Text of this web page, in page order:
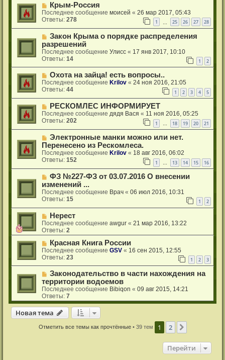
Крым-Россия
Последнее сообщениемоисей «26 мар 2017, 05:43
Ответы:278 1 25 26 27 28
Закон Крыма о порядке распределения
разрешений
Последнее сообщениеУлисс « 17 янв 2017, 10:10
Ответы:14 1 2
Охота на зайца! есть вопросы..
Последнее сообщение Krilov «24 ноя 2016, 21:05
Ответы:44 1 2 3 4 5
РЕСКОМЛЕС ИНФОРМИРУЕТ
Последнее сообщениедядя Вася « 11 ноя 2016, 05:25
Ответы:202 1 … 18 19 20 21
Электронные манки можно или нет.
Перенесено из Рескомлеса.
Последнее сообщение Krilov « 18 авг 2016, 06:02
Ответы:152 1 13 14 15 16
ФЗ №227-ФЗ от 03.07.2016 О внесении
изменений ...
Последнее сообщение Врач «06 июл 2016, 10:31
Ответы:15 1 2
Нерест
Последнее сообщениеawgur «21 мар 2016, 13:22
Ответы:2
Красная Книга России
Последнее сообщениеGSV « 16 сен 2015, 12:55
Ответы:23 1 2 3
Законодательство в части нахождения на
территории водоемов
Последнее сообщение Bibiqon «09 авг 2015, 14:21
Ответы:7
Новая тема
Новаятема
Отметить все темы как прочтённые• 39 тем 1 2
Перейти